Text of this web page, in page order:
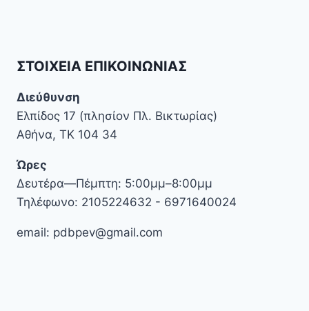
ΣΤΟΙΧΕΊΑ ΕΠΙΚΟΙΝΩΝΊΑΣ
Διεύθυνση
Ελπίδος 17 (πλησίον Πλ. Βικτωρίας)
Αθήνα, ΤΚ 104 34
Ώρες
Δευτέρα—Πέμπτη: 5:00μμ–8:00μμ
Τηλέφωνο: 2105224632 - 6971640024
email: pdbpev@gmail.com